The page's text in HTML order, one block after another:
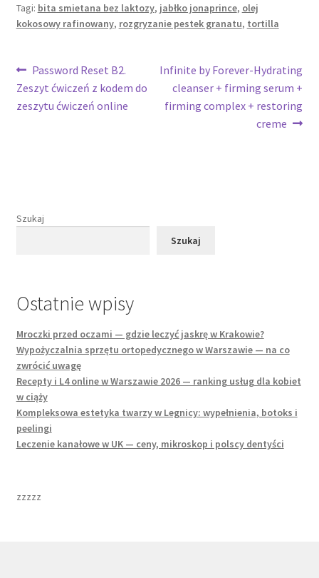
Tagi: bita smietana bez laktozy, jabłko jonaprince, olej
kokosowy rafinowany, rozgryzanie pestek granatu, tortilla
Nawigacja
wpisu
Poprzedni
wpis:
Password Reset B2.
Zeszyt ćwiczeń z kodem do
zeszytu ćwiczeń online
Następny
wpis:
Infinite by Forever-Hydrating
cleanser + firming serum +
firming complex + restoring
creme
Szukaj
Szukaj
Ostatnie wpisy
Mroczki przed oczami — gdzie leczyć jaskrę w Krakowie?
Wypożyczalnia sprzętu ortopedycznego w Warszawie — na co
zwrócić uwagę
Recepty i L4 online w Warszawie 2026 — ranking usług dla kobiet
w ciąży
Kompleksowa estetyka twarzy w Legnicy: wypełnienia, botoks i
peelingi
Leczenie kanałowe w UK — ceny, mikroskop i polscy dentyści
zzzzz